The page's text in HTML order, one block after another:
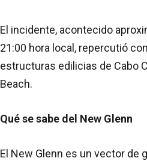
El incidente, acontecido
21:00 hora local, repercutió
estructuras edilicias de Cabo
Beach.
Qué se sabe del New Glenn
El New Glenn es un vector de